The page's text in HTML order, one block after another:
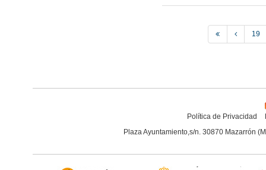
19
Política de Privacidad
Plaza Ayuntamiento,s/n. 30870 Mazarrón